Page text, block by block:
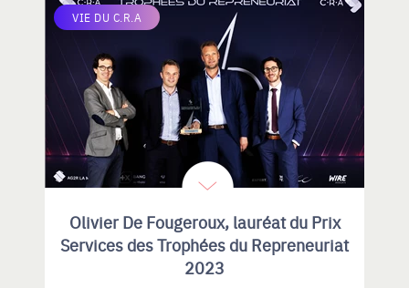
VIE DU C.R.A
Olivier De Fougeroux, lauréat du Prix
Services des Trophées du Repreneuriat
2023